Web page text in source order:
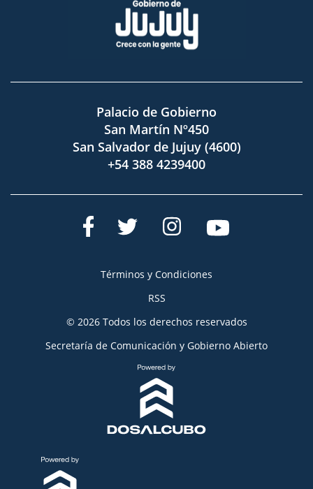
Palacio de Gobierno
San Martín Nº450
San Salvador de Jujuy (4600)
+54 388 4239400
Términos y Condiciones
RSS
© 2026 Todos los derechos reservados
Secretaría de Comunicación y Gobierno Abierto